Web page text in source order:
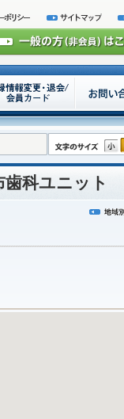
科ユニット